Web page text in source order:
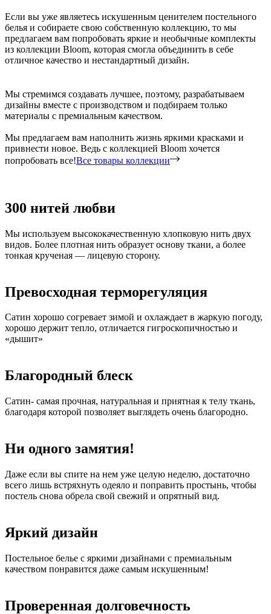
Если вы уже являетесь искушенным ценителем постельного
белья и собираете свою собственную коллекцию, то мы
предлагаем вам попробовать яркие и необычные комплекты
из коллекции Bloom, которая смогла объединить в себе
отличное качество и нестандартный дизайн.
Мы стремимся создавать лучшее, поэтому, разрабатываем
дизайны вместе с производством и подбираем только
материалы с премиальным качеством.
Мы предлагаем вам наполнить жизнь яркими красками и
привнести новое. Ведь с коллекцией Bloom хочется
попробовать все!Все товары коллекции
300 нитей любви
Мы используем высококачественную хлопковую нить двух
видов. Более плотная нить образует основу ткани, а более
тонкая крученая — лицевую сторону.
Превосходная терморегуляция
Сатин хорошо согревает зимой и охлаждает в жаркую погоду,
хорошо держит тепло, отличается гигроскопичностью и
«дышит»
Благородный блеск
Сатин- самая прочная, натуральная и приятная к телу ткань,
благодаря которой позволяет выглядеть очень благородно.
Ни одного замятия!
Даже если вы спите на нем уже целую неделю, достаточно
всего лишь встряхнуть одеяло и поправить простынь, чтобы
постель снова обрела свой свежий и опрятный вид.
Яркий дизайн
Постельное белье с яркими дизайнами с премиальным
качеством понравится даже самым искушенным!
Проверенная долговечность